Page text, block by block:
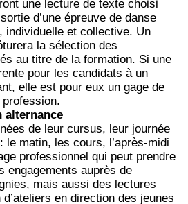
une lecture de texte choisi
d’une épreuve de danse
individuelle et collective. Un
la sélection des
au titre de la formation. Si une
pour les candidats à un
elle est pour eux un gage de
alternance
de leur cursus, leur journée
le matin, les cours, l’après-midi
professionnel qui peut prendre
engagements auprès de
mais aussi des lectures
d’ateliers en direction des jeunes